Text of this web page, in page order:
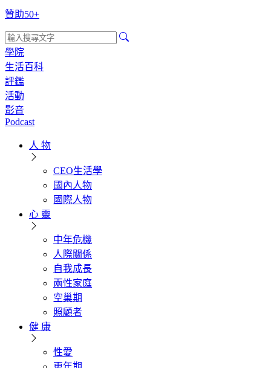
贊助50+
學院
生活百科
評鑑
活動
影音
Podcast
人 物
CEO生活學
國內人物
國際人物
心 靈
中年危機
人際關係
自我成長
兩性家庭
空巢期
照顧者
健 康
性愛